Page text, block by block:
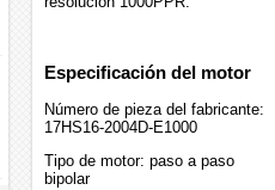
Especificación del motor
Número de pieza del fabricante:
17HS16-2004D-E1000
Tipo de motor: paso a paso
bipolar